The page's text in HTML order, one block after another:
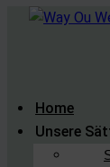
Home
Unsere